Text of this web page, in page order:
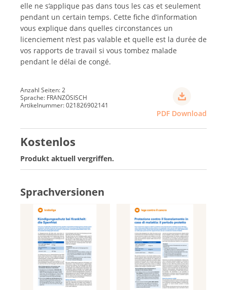
elle ne s’applique pas dans tous les cas et seulement
pendant un certain temps. Cette fiche d’information
vous explique dans quelles circonstances un
licenciement n’est pas valable et quelle est la durée de
vos rapports de travail si vous tombez malade
pendant le délai de congé.
Anzahl Seiten: 2
Sprache: FRANZÖSISCH
Artikelnummer: 021826902141
PDF Download
Kostenlos
Produkt aktuell vergriffen.
Sprachversionen